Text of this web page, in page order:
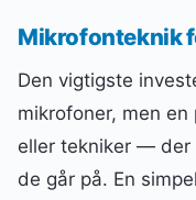
Mikrofonteknik
Den vigtigste
mikrofoner, men
eller tekniker — der
de går på. En